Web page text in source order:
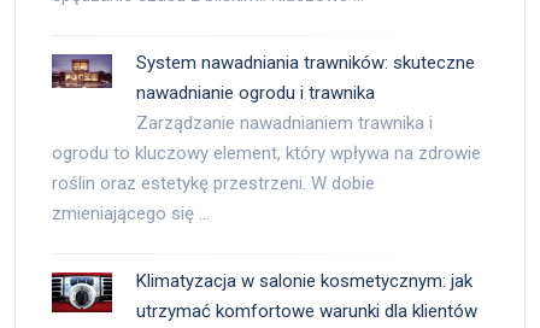
System nawadniania trawników: skuteczne
nawadnianie ogrodu i trawnika
Zarządzanie nawadnianiem trawnika i
ogrodu to kluczowy element, który wpływa na zdrowie
roślin oraz estetykę przestrzeni. W dobie
zmieniającego się …
Klimatyzacja w salonie kosmetycznym: jak
utrzymać komfortowe warunki dla klientów